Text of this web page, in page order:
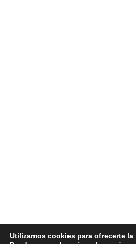
Utilizamos cookies para ofrecerte